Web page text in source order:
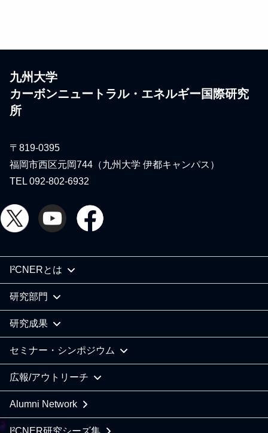
九州大学
カーボンニュートラル・エネルギー国際研究
所
〒819-0395
福岡市西区元岡744（九州大学 伊都キャンパス）
TEL 092-802-6932
I²CNERとは
研究部門
研究成果
セミナー・シンポジウム
広報/アウトリーチ
Alumni Network